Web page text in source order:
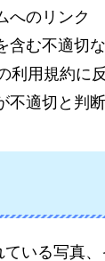
へのリンク
含む不適切
利用規約に
不適切と判
いる写真